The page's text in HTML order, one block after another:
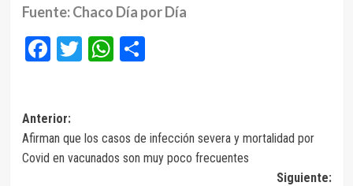
Fuente: Chaco Día por Día
Facebook
Twitter
WhatsApp
Compartir
Navegación
de
Anterior:
Afirman que los casos de infección severa y mortalidad por
Covid en vacunados son muy poco frecuentes
Siguiente: